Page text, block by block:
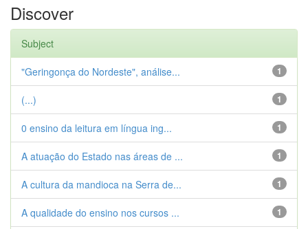
Discover
Subject
1
"Geringonça do Nordeste", análise...
1
(...)
1
0 ensino da leitura em língua ing...
1
A atuação do Estado nas áreas de ...
1
A cultura da mandioca na Serra de...
1
A qualidade do ensino nos cursos ...